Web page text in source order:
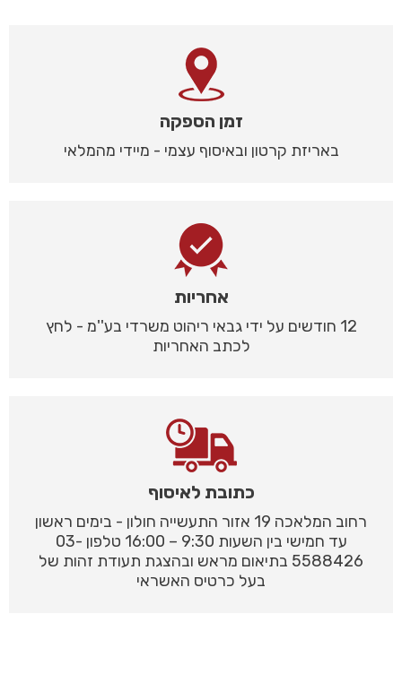
זמן הספקה
באריזת קרטון ובאיסוף עצמי - מיידי מהמלאי
אחריות
12 חודשים על ידי גבאי ריהוט משרדי בע''מ - לחץ
לכתב האחריות
כתובת לאיסוף
רחוב המלאכה 19 אזור התעשייה חולון - בימים ראשון
עד חמישי בין השעות 9:30 – 16:00 טלפון 03-
5588426 בתיאום מראש ובהצגת תעודת זהות של
בעל כרטיס האשראי